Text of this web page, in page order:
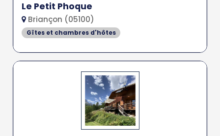
Le Petit Phoque
Briançon (05100)
Gîtes et chambres d'hôtes